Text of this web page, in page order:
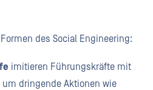
des Social Engineering:
imitieren Führungskräfte mit
dringende Aktionen wie